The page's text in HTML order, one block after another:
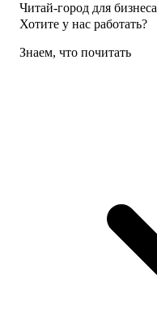
Читай-город для бизнеса
Хотите у нас работать?
Знаем, что почитать